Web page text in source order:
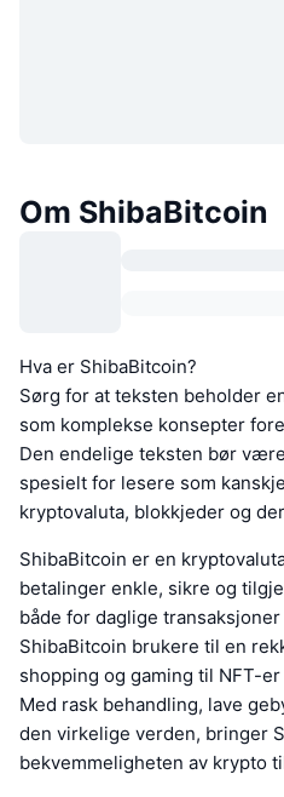
Om ShibaBitcoin
Hva er ShibaBitcoin?
Sørg for at teksten beholder
som komplekse konsepter
Den endelige teksten bør
spesielt for lesere som
kryptovaluta, blokkjeder og
ShibaBitcoin er en
betalinger enkle, sikre og
både for daglige
ShibaBitcoin brukere til en
shopping og gaming til NFT-
Med rask behandling, lave
den virkelige verden, bringer
bekvemmeligheten av krypto